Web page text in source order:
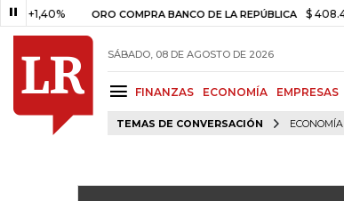
ORO COMPRA BANCO DE LA REPÚBLICA $ 408.498,97
SÁBADO, 08 DE AGOSTO DE 2026
FINANZAS ECONOMÍA EMPRESAS
TEMAS DE CONVERSACIÓN ECONOMÍA